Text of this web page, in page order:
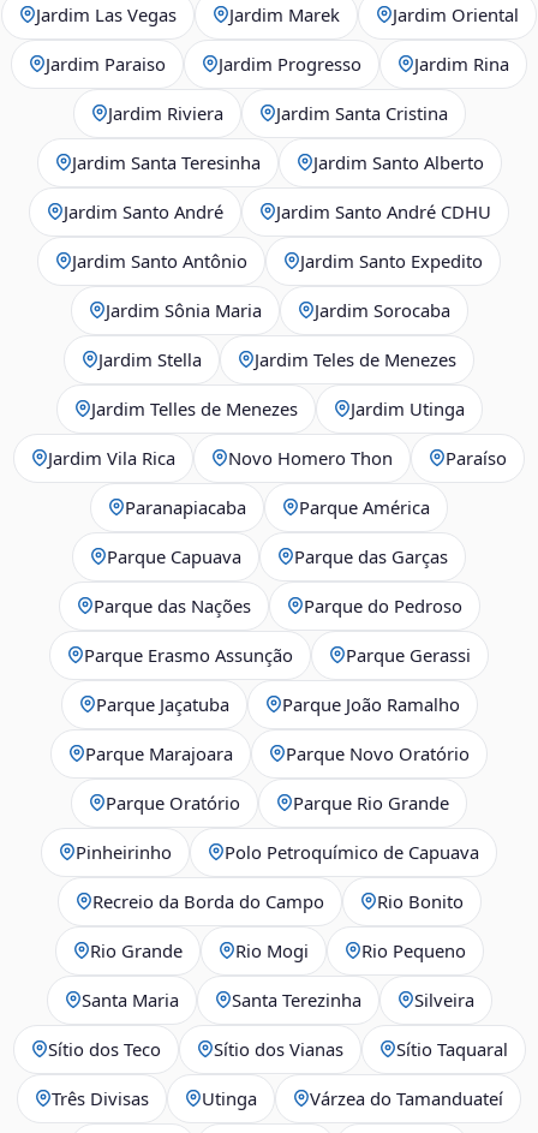
Jardim Las Vegas Jardim Marek Jardim Oriental
Jardim Paraiso Jardim Progresso Jardim Rina
Jardim Riviera Jardim Santa Cristina
Jardim Santa Teresinha Jardim Santo Alberto
Jardim Santo André Jardim Santo André CDHU
Jardim Santo Antônio Jardim Santo Expedito
Jardim Sônia Maria Jardim Sorocaba
Jardim Stella Jardim Teles de Menezes
Jardim Telles de Menezes Jardim Utinga
Jardim Vila Rica Novo Homero Thon Paraíso
Paranapiacaba Parque América
Parque Capuava Parque das Garças
Parque das Nações Parque do Pedroso
Parque Erasmo Assunção Parque Gerassi
Parque Jaçatuba Parque João Ramalho
Parque Marajoara Parque Novo Oratório
Parque Oratório Parque Rio Grande
Pinheirinho Polo Petroquímico de Capuava
Recreio da Borda do Campo Rio Bonito
Rio Grande Rio Mogi Rio Pequeno
Santa Maria Santa Terezinha Silveira
Sítio dos Teco Sítio dos Vianas Sítio Taquaral
Três Divisas Utinga Várzea do Tamanduateí